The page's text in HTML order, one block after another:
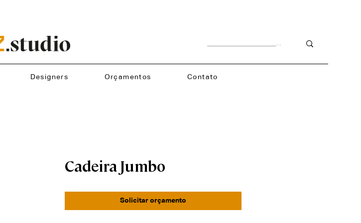
Designers Orçamentos Contato
Cadeira Jumbo
Solicitar orçamento